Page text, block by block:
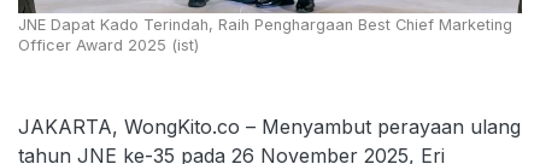
JNE Dapat Kado Terindah, Raih Penghargaan Best Chief Marketing
Officer Award 2025 (ist)
JAKARTA, WongKito.co – Menyambut perayaan ulang
tahun JNE ke-35 pada 26 November 2025, Eri